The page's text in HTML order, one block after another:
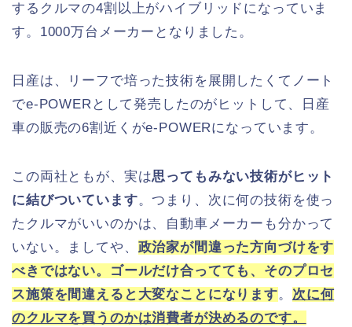
するクルマの4割以上がハイブリッドになっていま
す。1000万台メーカーとなりました。
日産は、リーフで培った技術を展開したくてノート
でe-POWERとして発売したのがヒットして、日産
車の販売の6割近くがe-POWERになっています。
この両社ともが、実は思ってもみない技術がヒット
に結びついています。つまり、次に何の技術を使っ
たクルマがいいのかは、自動車メーカーも分かって
いない。ましてや、 政治家が間違った方向づけをす
べきではない。ゴールだけ合ってても、そのプロセ
ス施策を間違えると大変なことになります。 次に何
のクルマを買うのかは消費者が決めるのです。